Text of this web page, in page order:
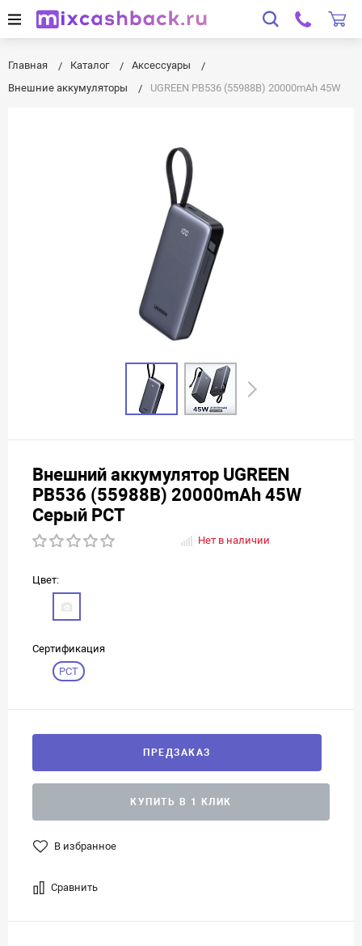
Главная Каталог
Аксессуары
Внешние аккумуляторы
UGREEN PB536 (55988B) 20000mAh 45W
Внешний аккумулятор UGREEN
PB536 (55988B) 20000mAh 45W
Серый РСТ
Нет в наличии
Цвет:
Сертификация
РСТ
ПРЕДЗАКАЗ
КУПИТЬ В 1 КЛИК
В избранное
Сравнить